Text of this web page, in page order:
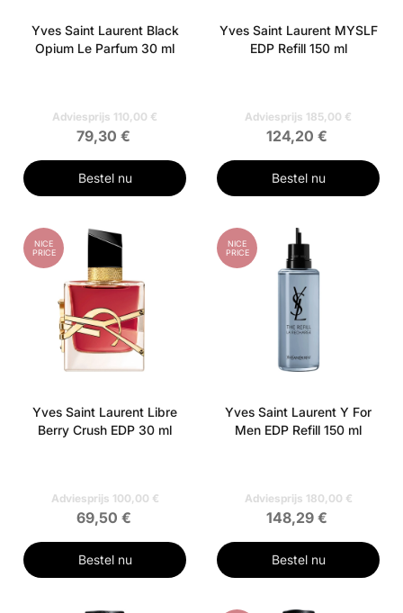
Yves Saint Laurent Black
Opium Le Parfum 30 ml
Adviesprijs 110,00 €
79,30 €
Bestel nu
Yves Saint Laurent MYSLF
EDP Refill 150 ml
Adviesprijs 185,00 €
124,20 €
Bestel nu
NICE
PRICE
Yves Saint Laurent Libre
Berry Crush EDP 30 ml
Adviesprijs 100,00 €
69,50 €
Bestel nu
NICE
PRICE
Yves Saint Laurent Y For
Men EDP Refill 150 ml
Adviesprijs 180,00 €
148,29 €
Bestel nu